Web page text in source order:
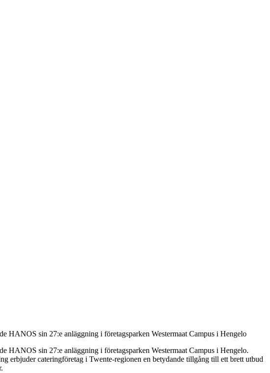
HANOS sin 27:e anläggning i företagsparken Westermaat Campus i Hengelo
HANOS sin 27:e anläggning i företagsparken Westermaat Campus i Hengelo.
erbjuder cateringföretag i Twente-regionen en betydande tillgång till ett brett utbud